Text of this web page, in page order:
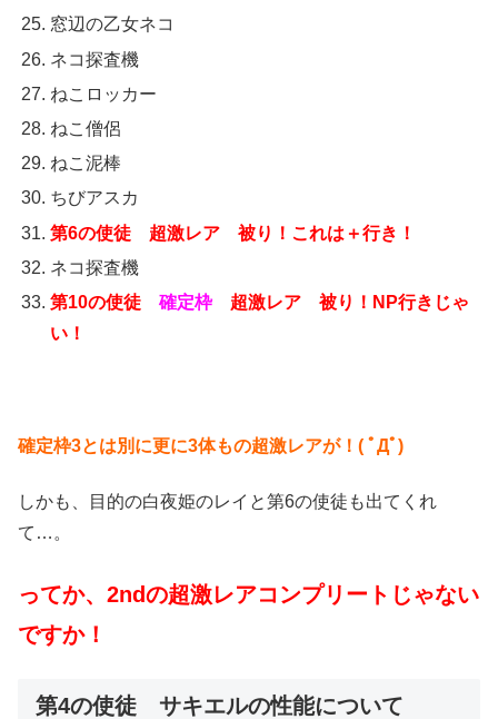
窓辺の乙女ネコ
ネコ探査機
ねこロッカー
ねこ僧侶
ねこ泥棒
ちびアスカ
第6の使徒
超激レア 被り！これは＋行き！
ネコ探査機
第10の使徒確定枠超激レア 被り！NP行きじゃ
い！
確定枠3とは別に更に3体もの超激レアが！( ﾟДﾟ)
しかも、目的の白夜姫のレイと第6の使徒も出てくれ
て…。
ってか、2ndの超激レアコンプリートじゃない
ですか！
第4の使徒 サキエルの性能について